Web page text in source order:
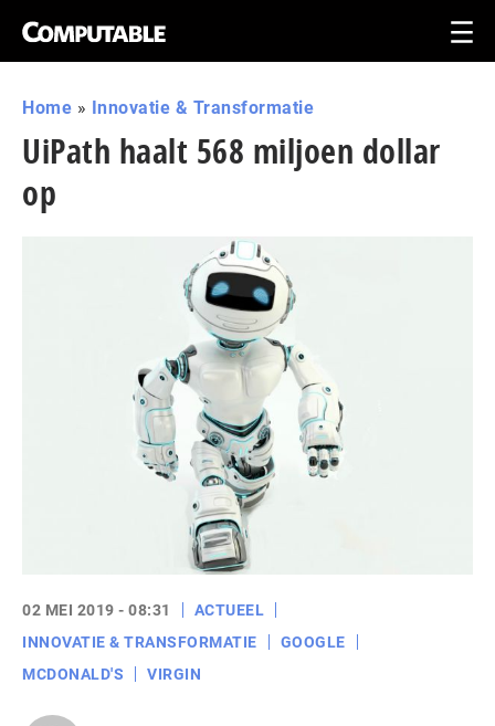
Home » Innovatie & Transformatie
UiPath haalt 568 miljoen dollar
op
02 MEI 2019 - 08:31
ACTUEEL
INNOVATIE & TRANSFORMATIE
GOOGLE
MCDONALD'S
VIRGIN